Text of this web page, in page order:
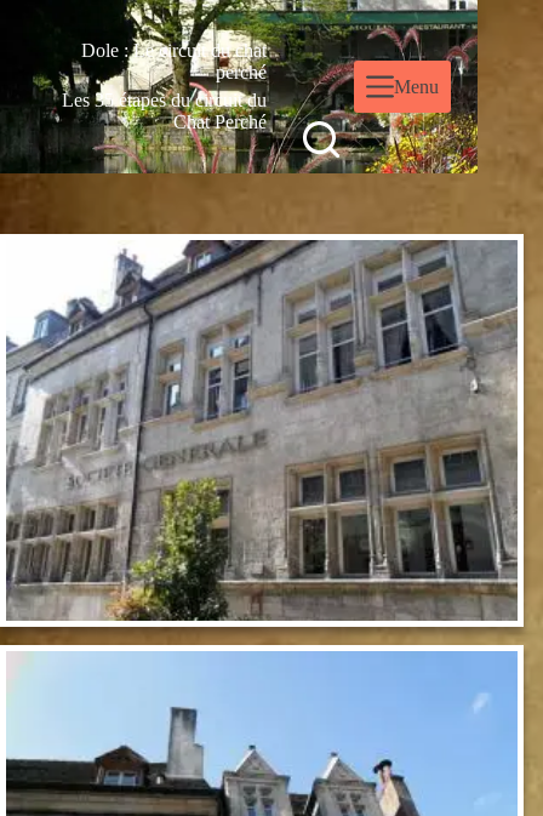
Dole : Le circuit du chat
perché
Les 35 étapes du circuit du
Chat Perché
Menu